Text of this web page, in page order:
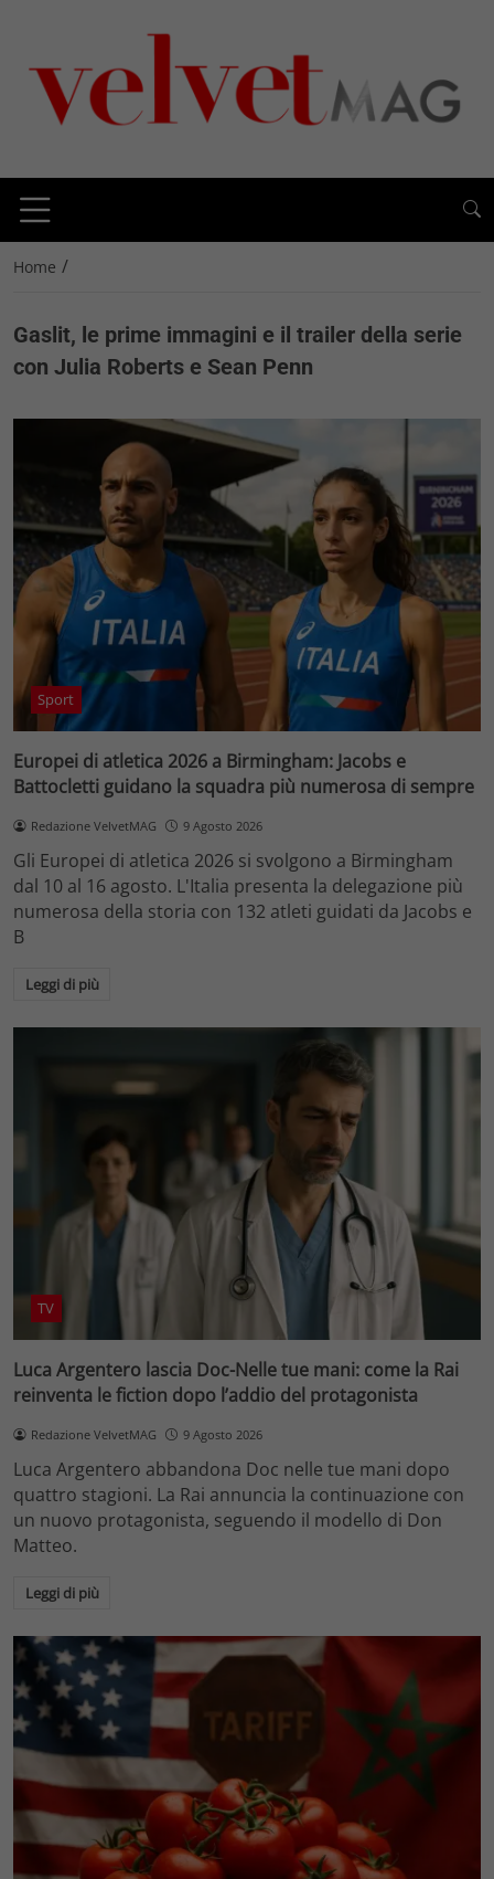
Home /
Gaslit, le prime immagini e il trailer della serie
con Julia Roberts e Sean Penn
Sport
Europei di atletica 2026 a Birmingham: Jacobs e
Battocletti guidano la squadra più numerosa di sempre
Redazione VelvetMAG 9 Agosto 2026
Gli Europei di atletica 2026 si svolgono a Birmingham
dal 10 al 16 agosto. L'Italia presenta la delegazione più
numerosa della storia con 132 atleti guidati da Jacobs e
B
Leggi di più
TV
Luca Argentero lascia Doc-Nelle tue mani: come la Rai
reinventa le fiction dopo l’addio del protagonista
Redazione VelvetMAG 9 Agosto 2026
Luca Argentero abbandona Doc nelle tue mani dopo
quattro stagioni. La Rai annuncia la continuazione con
un nuovo protagonista, seguendo il modello di Don
Matteo.
Leggi di più